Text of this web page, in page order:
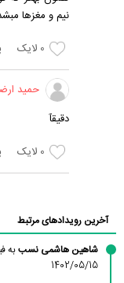
نیم و مغزها
0 لایک
حمید
دقیقآ
0 لایک
آخرین رویدادهای مرتبط
شاهین هاشمی نسببه
1402/05/15